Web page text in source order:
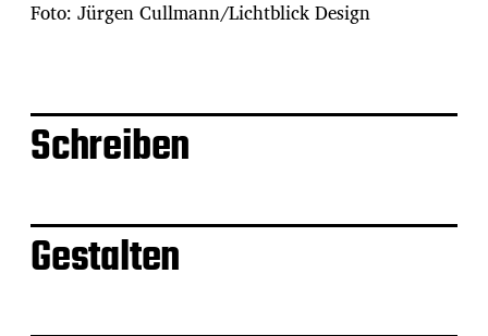
Foto: Jürgen Cullmann/Lichtblick Design
Schreiben
Gestalten